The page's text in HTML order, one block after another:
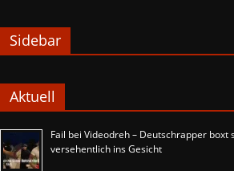
Sidebar
Aktuell
Fail bei Videodreh – Deutschrapper boxt
versehentlich ins Gesicht